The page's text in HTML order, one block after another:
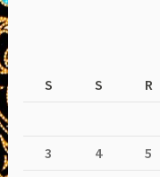
S
S R
3
4 5